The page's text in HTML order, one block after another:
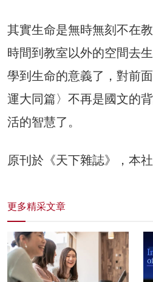
其實生命是無時無刻不在
時間到教室以外的空間去
學到生命的意義了，對前
運大同篇〉不再是國文的
活的智慧了。
原刊於《天下雜誌》，本
更多精采文章